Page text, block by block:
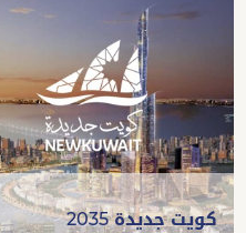
كويت جديدة 2035